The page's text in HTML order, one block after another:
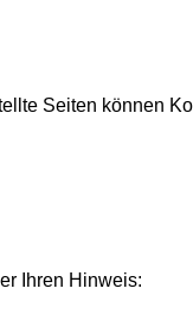
Seiten können
Ihren Hinweis: